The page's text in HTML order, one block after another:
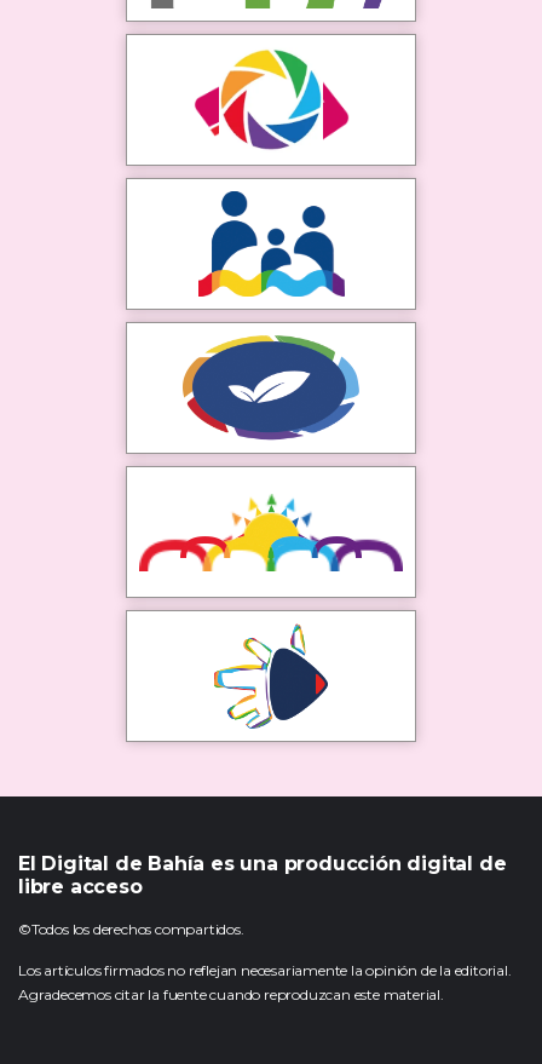
El Digital de Bahía es una producción digital de
libre acceso
©Todos los derechos compartidos.
Los artículos firmados no reflejan necesariamente la opinión de la editorial.
Agradecemos citar la fuente cuando reproduzcan este material.